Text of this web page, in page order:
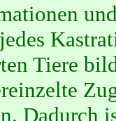
Tiere
Dadurch